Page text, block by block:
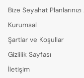
Bize Seyahat Planlarınızı
Kurumsal
Şartlar ve Koşullar
Gizlilik Sayfası
İletişim